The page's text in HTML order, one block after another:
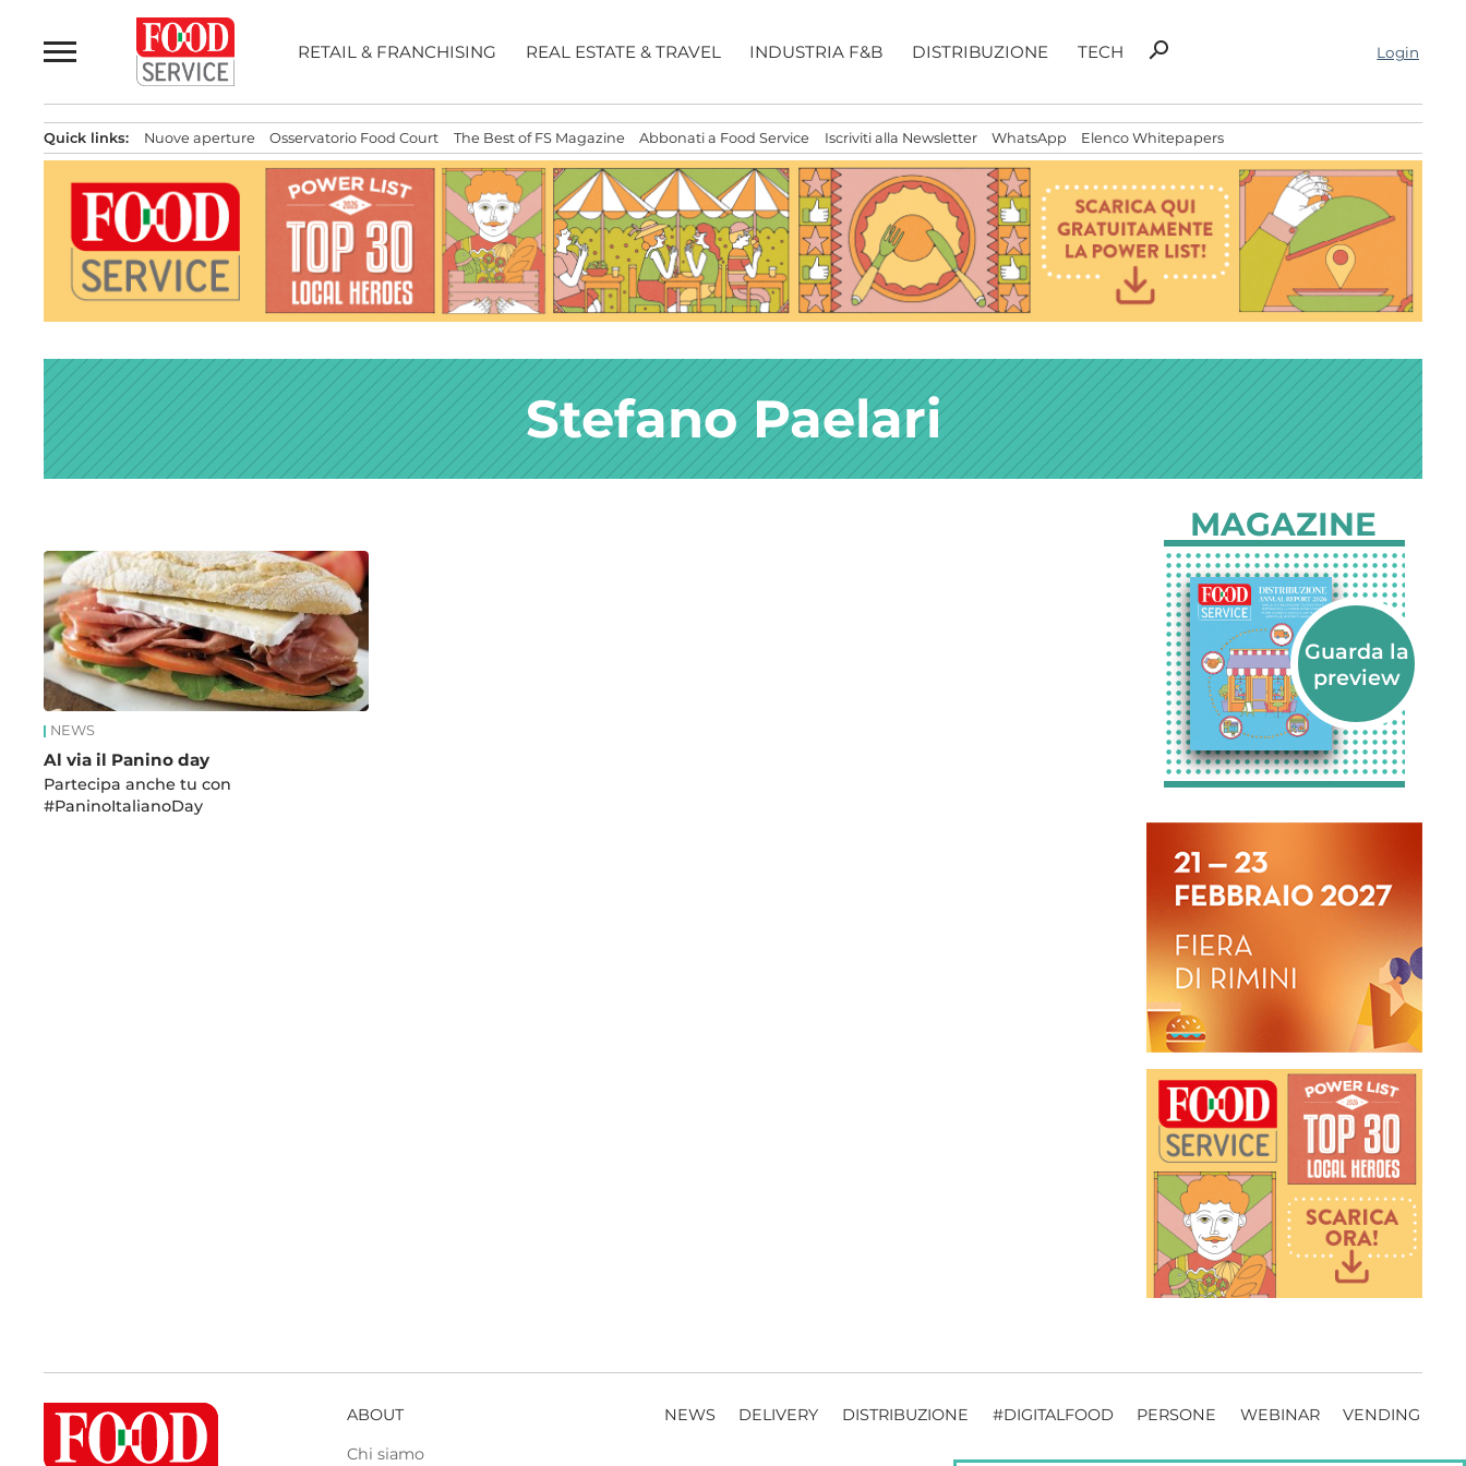
al
contenuto
RETAIL & FRANCHISING REAL ESTATE & TRAVEL INDUSTRIA F&B DISTRIBUZIONE TECH
Ricerca
search Login
Quick links: Nuove aperture Osservatorio Food Court The Best of FS Magazine Abbonati a Food Service Iscriviti alla Newsletter WhatsApp Elenco Whitepapers
Stefano Paelari
News
NEWS
Al via il Panino day
Partecipa anche tu con
#PaninoItalianoDay
MAGAZINE
ABOUT
Chi siamo
NEWS DELIVERY DISTRIBUZIONE #DIGITALFOOD PERSONE WEBINAR VENDING